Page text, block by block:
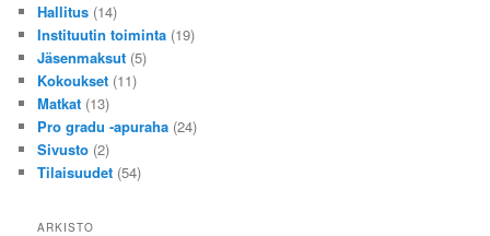
Hallitus (14)
Instituutin toiminta (19)
Jäsenmaksut (5)
Kokoukset (11)
Matkat (13)
Pro gradu -apuraha (24)
Sivusto (2)
Tilaisuudet (54)
ARKISTO